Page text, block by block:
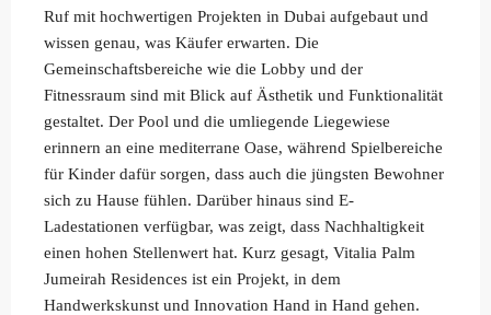
Ruf mit hochwertigen Projekten in Dubai aufgebaut und
wissen genau, was Käufer erwarten. Die
Gemeinschaftsbereiche wie die Lobby und der
Fitnessraum sind mit Blick auf Ästhetik und Funktionalität
gestaltet. Der Pool und die umliegende Liegewiese
erinnern an eine mediterrane Oase, während Spielbereiche
für Kinder dafür sorgen, dass auch die jüngsten Bewohner
sich zu Hause fühlen. Darüber hinaus sind E-
Ladestationen verfügbar, was zeigt, dass Nachhaltigkeit
einen hohen Stellenwert hat. Kurz gesagt, Vitalia Palm
Jumeirah Residences ist ein Projekt, in dem
Handwerkskunst und Innovation Hand in Hand gehen.